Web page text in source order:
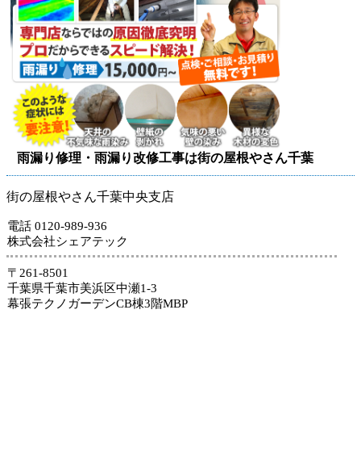
雨漏り修理・雨漏り改修工事は街の屋根やさん千葉
街の屋根やさん千葉中央支店
電話 0120-989-936
株式会社シェアテック
〒261-8501
千葉県千葉市美浜区中瀬1-3
幕張テクノガーデンCB棟3階MBP